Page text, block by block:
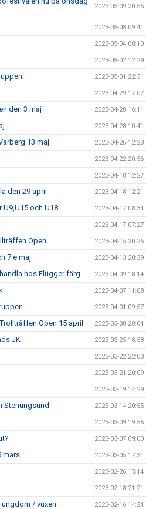
2023-05-09 20:56
2023-05-08 09:41
2023-05-04 08:10
2023-05-02 12:29
2023-05-01 22:31
2023-04-29 17:07
den 3 maj 2023-04-28 16:11
2023-04-28 10:41
13 maj 2023-04-26 12:23
2023-04-22 20:56
2023-04-18 12:27
den 29 april 2023-04-18 12:21
och U18 2023-04-17 08:34
2023-04-17 07:27
Open 2023-04-15 20:26
7:e maj 2023-04-13 20:39
hos Flügger färg 2023-04-09 18:14
2023-04-07 11:08
2023-04-01 09:57
Open 15 april 2023-03-30 20:04
JK 2023-03-25 18:58
2023-03-22 22:03
2023-03-21 20:09
2023-03-19 14:29
Stenungsund 2023-03-14 20:55
2023-03-09 19:56
2023-03-07 09:00
mars 2023-03-05 17:31
2023-02-26 15:14
2023-02-18 21:21
/ vuxen 2023-02-16 14:24